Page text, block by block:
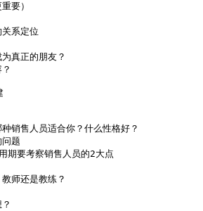
要）
系定位
真正的朋友？
？
销售人员适合你？什么性格好？
题
要考察销售人员的2大点
师还是教练？